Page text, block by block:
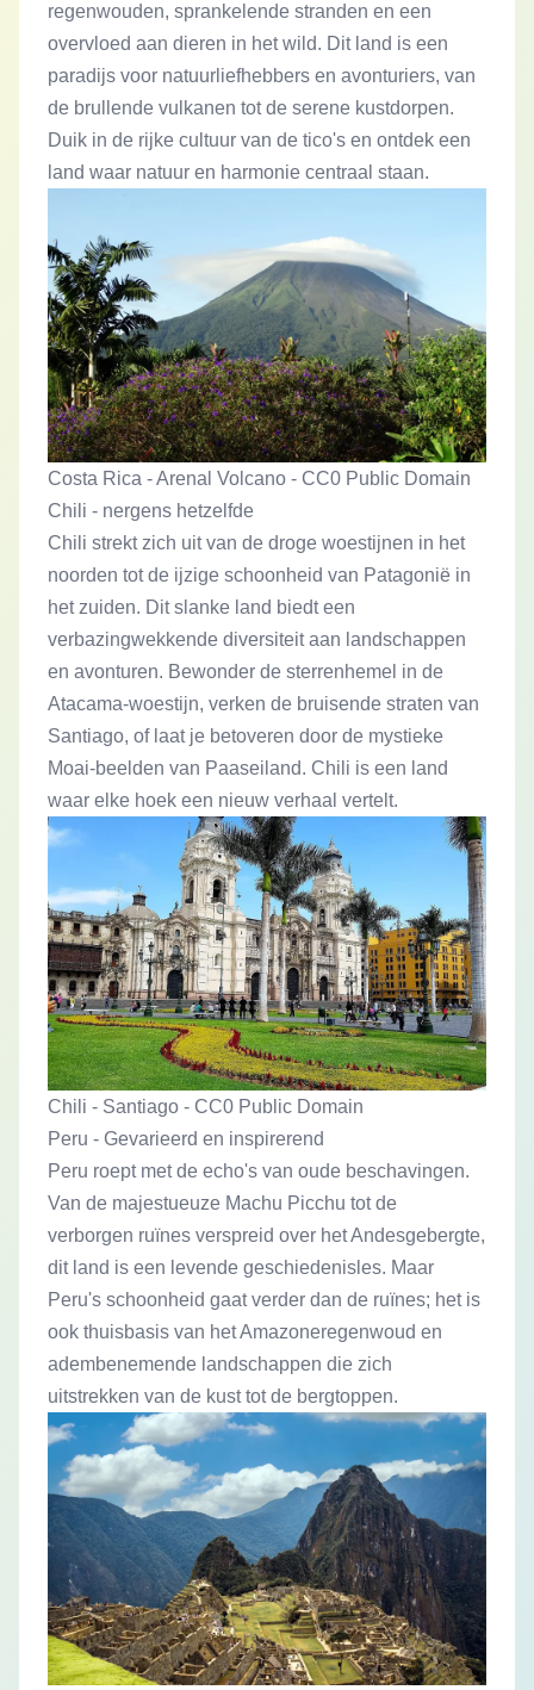
regenwouden, sprankelende stranden en een
overvloed aan dieren in het wild. Dit land is een
paradijs voor natuurliefhebbers en avonturiers, van
de brullende vulkanen tot de serene kustdorpen.
Duik in de rijke cultuur van de tico's en ontdek een
land waar natuur en harmonie centraal staan.
Costa Rica - Arenal Volcano - CC0 Public Domain
Chili - nergens hetzelfde
Chili strekt zich uit van de droge woestijnen in het
noorden tot de ijzige schoonheid van Patagonië in
het zuiden. Dit slanke land biedt een
verbazingwekkende diversiteit aan landschappen
en avonturen. Bewonder de sterrenhemel in de
Atacama-woestijn, verken de bruisende straten van
Santiago, of laat je betoveren door de mystieke
Moai-beelden van Paaseiland. Chili is een land
waar elke hoek een nieuw verhaal vertelt.
Chili - Santiago - CC0 Public Domain
Peru - Gevarieerd en inspirerend
Peru roept met de echo's van oude beschavingen.
Van de majestueuze Machu Picchu tot de
verborgen ruïnes verspreid over het Andesgebergte,
dit land is een levende geschiedenisles. Maar
Peru's schoonheid gaat verder dan de ruïnes; het is
ook thuisbasis van het Amazoneregenwoud en
adembenemende landschappen die zich
uitstrekken van de kust tot de bergtoppen.